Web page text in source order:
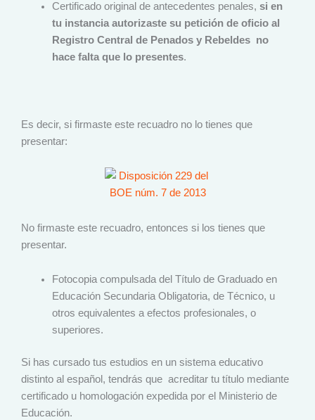
Certificado original de antecedentes penales, si en
tu instancia autorizaste su petición de oficio al
Registro Central de Penados y Rebeldes no
hace falta que lo presentes.
Es decir, si firmaste este recuadro no lo tienes que
presentar:
No firmaste este recuadro, entonces si los tienes que
presentar.
Fotocopia compulsada del Título de Graduado en
Educación Secundaria Obligatoria, de Técnico, u
otros equivalentes a efectos profesionales, o
superiores.
Si has cursado tus estudios en un sistema educativo
distinto al español, tendrás que acreditar tu título mediante
certificado u homologación expedida por el Ministerio de
Educación.